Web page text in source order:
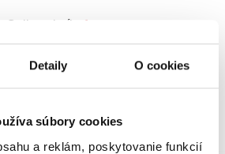
Detaily O cookies
súbory cookies
a reklám, poskytovanie funkcií
Celkom kníh: 1
1